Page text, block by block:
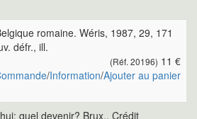
romaine. Wéris, 1987, 29, 171
défr., ill.
(Réf. 20196) 11 €
/Information/Ajouter au panier
quel devenir? Brux., Crédit